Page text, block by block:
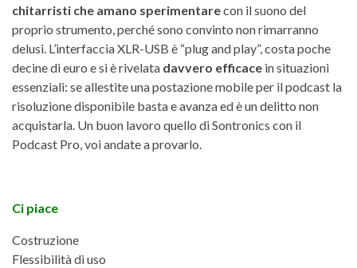
chitarristi che amano sperimentarecon il suono del
proprio strumento, perché sono convinto non rimarranno
delusi. L’interfaccia XLR-USB è “plug and play”, costa poche
decine di euro e si è rivelata davvero efficace in situazioni
essenziali: se allestite una postazione mobile per il podcast la
risoluzione disponibile basta e avanza ed è un delitto non
acquistarla. Un buon lavoro quello di Sontronics con il
Podcast Pro, voi andate a provarlo.
Ci piace
Costruzione
Flessibilità di uso